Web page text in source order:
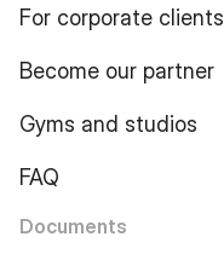
For corporate clients
Become our partner
Gyms and studios
FAQ
Documents